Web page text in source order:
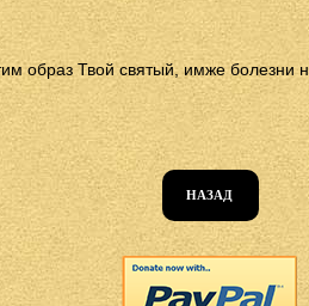
образ Твой святый, имже болезни
НАЗАД